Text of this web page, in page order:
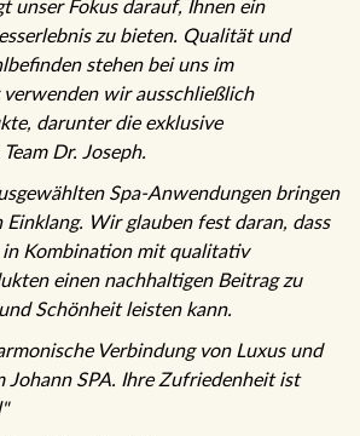
unser Fokus darauf, Ihnen ein
zu bieten. Qualität und
stehen bei uns im
wir ausschließlich
darunter die exklusive
Dr. Joseph.
Spa-Anwendungen bringen
Wir glauben fest daran, dass
Kombination mit qualitativ
einen nachhaltigen Beitrag zu
Schönheit leisten kann.
Verbindung von Luxus und
Johann SPA. Ihre Zufriedenheit ist